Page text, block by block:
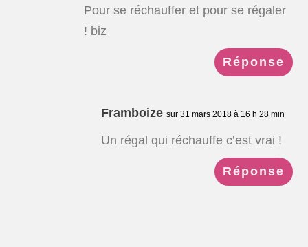
Pour se réchauffer et pour se régaler
! biz
Réponse
Framboize sur 31 mars 2018 à 16 h 28 min
Un régal qui réchauffe c’est vrai !
Réponse